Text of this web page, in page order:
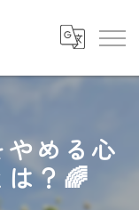
める心
？🌈